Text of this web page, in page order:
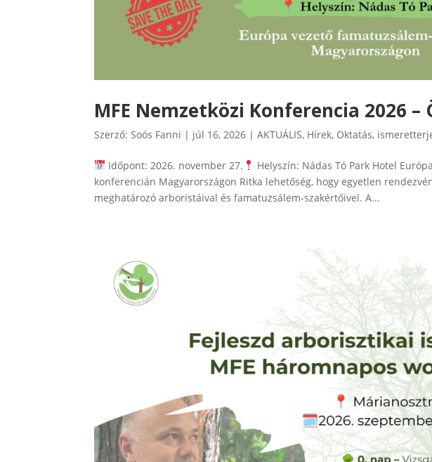
MFE Nemzetközi Konferencia 2026
Szerző:Soós Fanni | júl 16, 2026 |AKTUÁLIS, Hírek, Oktatás,
Időpont: 2026. november 27.
Helyszín: Nádas Tó Park Hotel
konferencián Magyarországon Ritka lehetőség, hogy egyetlen
meghatározó arboristáival és famatuzsálem-szakértőivel. A...